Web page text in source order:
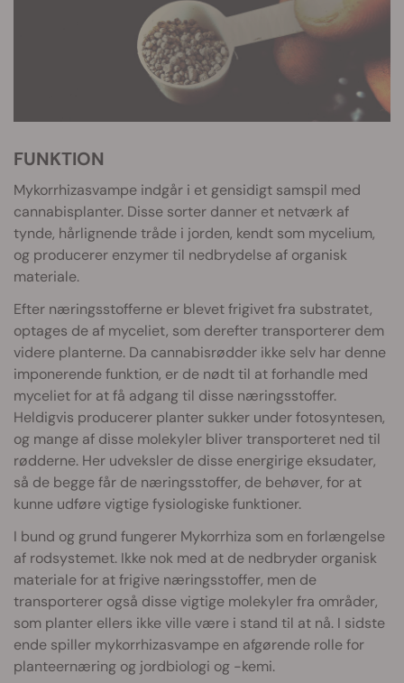
FUNKTION
Mykorrhizasvampe indgår i et gensidigt samspil med
cannabisplanter. Disse sorter danner et netværk af
tynde, hårlignende tråde i jorden, kendt som mycelium,
og producerer enzymer til nedbrydelse af organisk
materiale.
Efter næringsstofferne er blevet frigivet fra substratet,
optages de af myceliet, som derefter transporterer dem
videre planterne. Da cannabisrødder ikke selv har denne
imponerende funktion, er de nødt til at forhandle med
myceliet for at få adgang til disse næringsstoffer.
Heldigvis producerer planter sukker under fotosyntesen,
og mange af disse molekyler bliver transporteret ned til
rødderne. Her udveksler de disse energirige eksudater,
så de begge får de næringsstoffer, de behøver, for at
kunne udføre vigtige fysiologiske funktioner.
I bund og grund fungerer Mykorrhiza som en forlængelse
af rodsystemet. Ikke nok med at de nedbryder organisk
materiale for at frigive næringsstoffer, men de
transporterer også disse vigtige molekyler fra områder,
som planter ellers ikke ville være i stand til at nå. I sidste
ende spiller mykorrhizasvampe en afgørende rolle for
planteernæring og jordbiologi og -kemi.